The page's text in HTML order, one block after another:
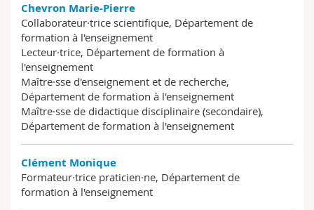
Chevron Marie-Pierre
Collaborateur·trice scientifique, Département de
formation à l'enseignement
Lecteur·trice, Département de formation à
l'enseignement
Maître·sse d'enseignement et de recherche,
Département de formation à l'enseignement
Maître·sse de didactique disciplinaire (secondaire),
Département de formation à l'enseignement
Clément Monique
Formateur·trice praticien·ne, Département de
formation à l'enseignement